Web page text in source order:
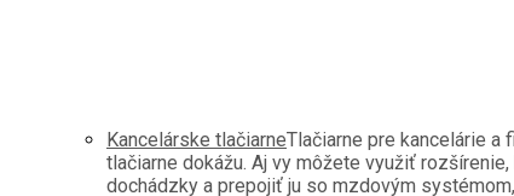
Kancelárske tlačiarneTlačiarne pre kancelárie a
tlačiarne dokážu. Aj vy môžete využiť
dochádzky a prepojiť ju so mzdovým